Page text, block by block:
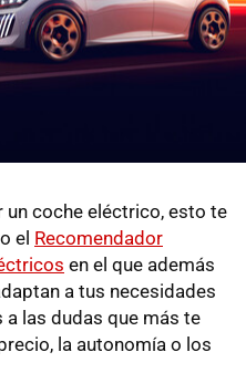
coche eléctrico, esto te
el Recomendador
en el que además
a tus necesidades
las dudas que más te
la autonomía o los